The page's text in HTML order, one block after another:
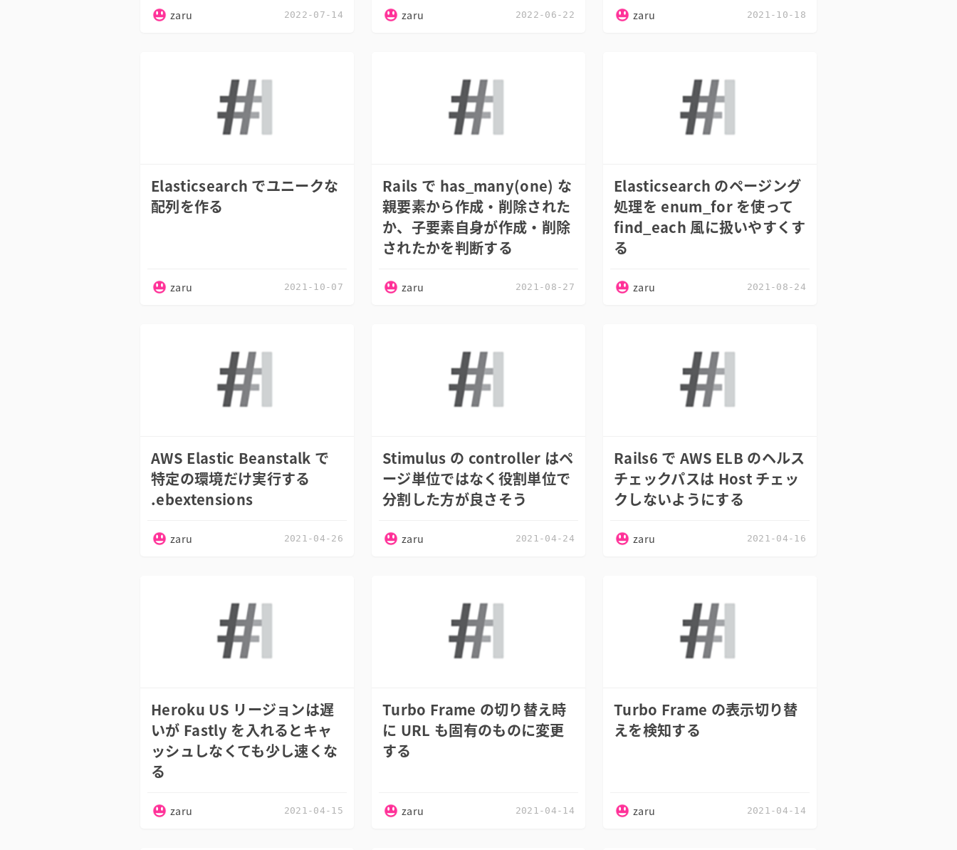
zaru 2022-07-14 zaru 2022-06-22 zaru 2021-10-18
Elasticsearch でユニークな
配列を作る
zaru 2021-10-07
Rails で has_many(one) な
親要素から作成・削除された
か、子要素自身が作成・削除
されたかを判断する
zaru 2021-08-27
Elasticsearch のページング
処理を enum_for を使って
find_each 風に扱いやすくす
る
zaru 2021-08-24
AWS Elastic Beanstalk で
特定の環境だけ実行する
.ebextensions
zaru 2021-04-26
Stimulus の controller はペ
ージ単位ではなく役割単位で
分割した方が良さそう
zaru 2021-04-24
Rails6 で AWS ELB のヘルス
チェックパスは Host チェッ
クしないようにする
zaru 2021-04-16
Heroku US リージョンは遅
いが Fastly を入れるとキャ
ッシュしなくても少し速くな
る
zaru 2021-04-15
Turbo Frame の切り替え時
に URL も固有のものに変更
する
zaru 2021-04-14
Turbo Frame の表示切り替
えを検知する
zaru 2021-04-14